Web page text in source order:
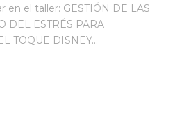
en el taller: GESTIÓN DE LAS
DEL ESTRÉS PARA
TOQUE DISNEY...